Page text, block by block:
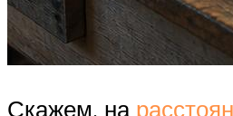
Скажем, на